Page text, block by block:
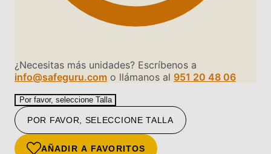
¿Necesitas más unidades? Escríbenos a
info@safeguru.com o llámanos al 951 20 48 06
Por favor, seleccione Talla
POR FAVOR, SELECCIONE TALLA
AÑADIR A FAVORITOS